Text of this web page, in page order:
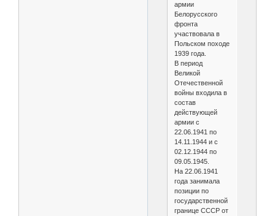
армии
Белорусского
фронта
участвовала в
Польском походе
1939 года.
В период
Великой
Отечественной
войны входила в
состав
действующей
армии с
22.06.1941 по
14.11.1944 и с
02.12.1944 по
09.05.1945.
На 22.06.1941
года занимала
позиции по
государственной
границе СССР от